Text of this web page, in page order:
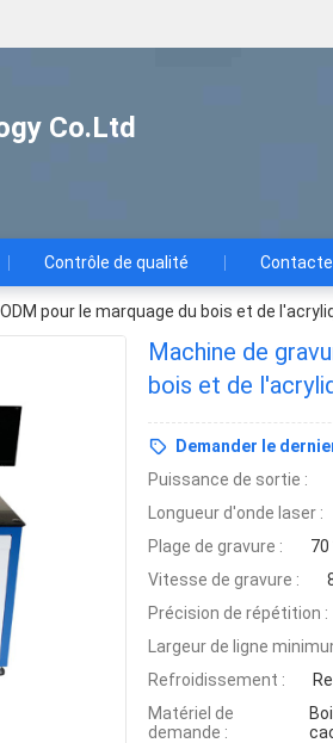
Co.Ltd
Contrôle de qualité
pour le marquage du bois et de
Machine de
bois et de
Demander le
Puissance de sortie :
Longueur d'onde laser :
Plage de gravure :
Vitesse de gravure :
Précision de répétition :
Largeur de ligne
Refroidissement :
Matériel de
demande :